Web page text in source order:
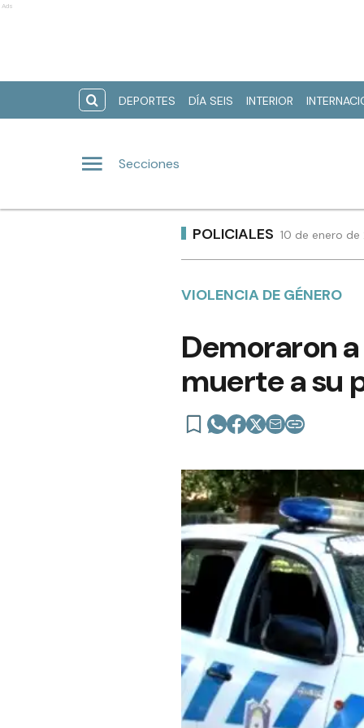
Ads
DEPORTES DÍA SEIS INTERIOR
Secciones
POLICIALES 10 de enero
VIOLENCIA DE GÉNERO
Demoraron
muerte a su